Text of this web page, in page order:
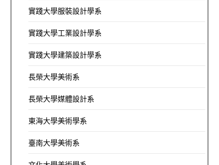
實踐大學服裝設計學系
實踐大學工業設計學系
實踐大學建築設計學系
長榮大學美術系
長榮大學媒體設計系
東海大學美術學系
臺南大學美術系